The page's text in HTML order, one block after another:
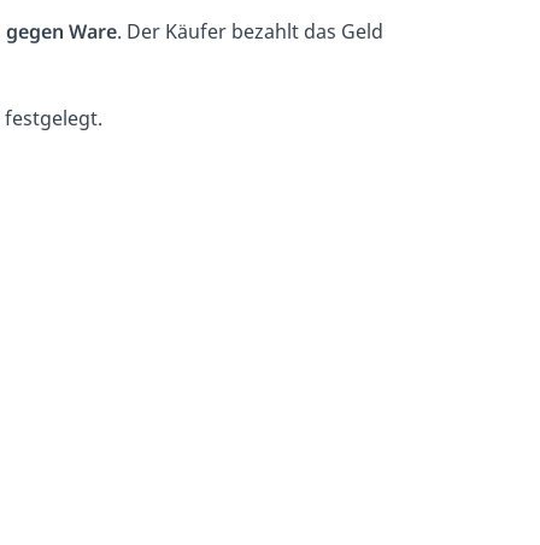
gegen Ware. Der Käufer bezahlt das Geld
festgelegt.